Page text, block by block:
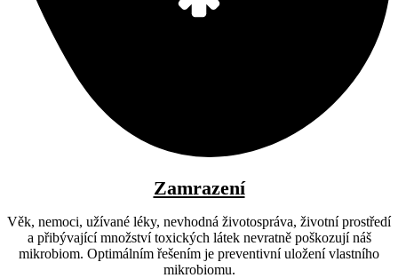
Zamrazení
Věk, nemoci, užívané léky, nevhodná životospráva, životní prostředí
a přibývající množství toxických látek nevratně poškozují náš
mikrobiom. Optimálním řešením je preventivní uložení vlastního
mikrobiomu.